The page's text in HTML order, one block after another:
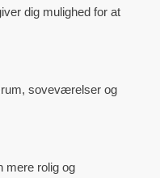
dig mulighed for at
soveværelser og
mere rolig og